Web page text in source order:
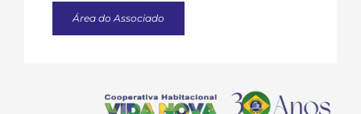
Área do Associado